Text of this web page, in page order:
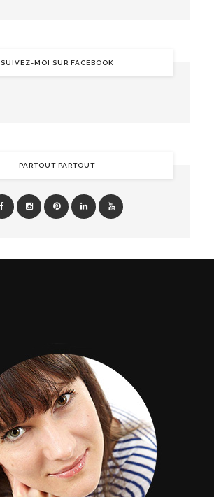
SUIVEZ-MOI SUR FACEBOOK
PARTOUT PARTOUT